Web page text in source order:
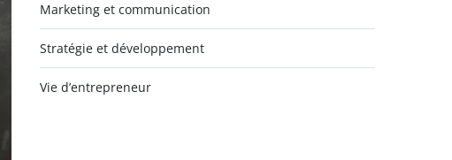
Marketing et communication
Stratégie et développement
Vie d’entrepreneur